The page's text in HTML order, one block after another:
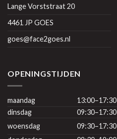
Lange Vorststraat 20
4461 JP GOES
goes@face2goes.nl
OPENINGSTIJDEN
maandag
13:00–17:30
dinsdag
09:30–17:30
woensdag
09:30–17:30